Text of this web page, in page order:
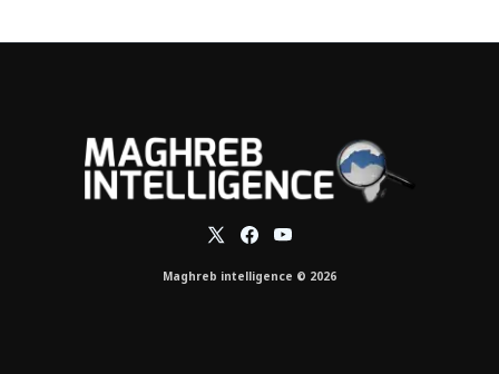
Maghreb intelligence © 2026